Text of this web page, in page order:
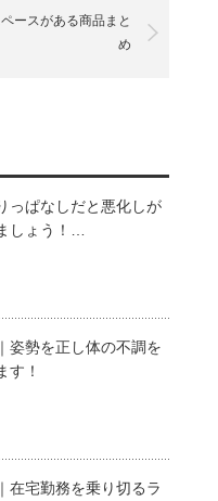
ースがある商品まと
め
っぱなしだと悪化しが
しょう！…
姿勢を正し体の不調を
す！
在宅勤務を乗り切るラ